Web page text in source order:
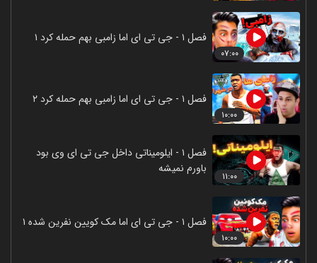
۰۷:۰۰
فصل ۱ - جی تی ای اما زامبی بهم حمله کرد ۱
۱۰:۰۰
فصل ۱ - جی تی ای اما زامبی بهم حمله کرد ۲
۱۱:۰۰
فصل ۱ - ایلومیناتی داخل جی تی ای وی بود
باورم نمیشه
۱۰:۰۰
فصل ۱ - جی تی ای اما مک کویین نفرین شده ۱